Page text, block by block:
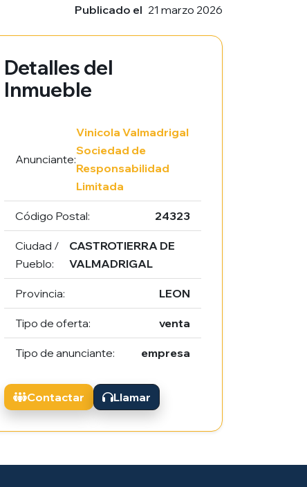
Publicado el 21 marzo 2026
Detalles del
Inmueble
Anunciante:
Vinicola Valmadrigal
Sociedad de
Responsabilidad
Limitada
Código Postal: 24323
Ciudad /
Pueblo:
CASTROTIERRA DE
VALMADRIGAL
Provincia: LEON
Tipo de oferta: venta
Tipo de anunciante: empresa
Contactar Llamar